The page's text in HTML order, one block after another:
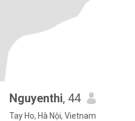
Nguyenthi, 44
Tay Ho, Hà Nội, Vietnam